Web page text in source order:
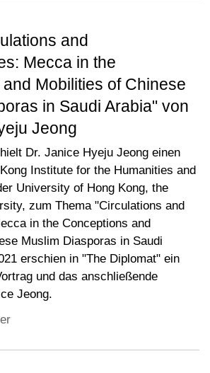
and
Mecca in the
Mobilities of Chinese
in Saudi Arabia" von
Jeong
Dr. Janice Hyeju Jeong einen
Institute for the Humanities and
University of Hong Kong, the
zum Thema "Circulations and
in the Conceptions and
Muslim Diasporas in Saudi
erschien in "The Diplomat" ein
und das anschließende
Jeong.